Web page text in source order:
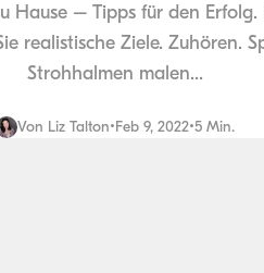
Hause – Tipps für den
realistische Ziele. Zuhören.
Strohhalmen malen...
Von Liz Talton•Feb 9, 2022•5 Min.